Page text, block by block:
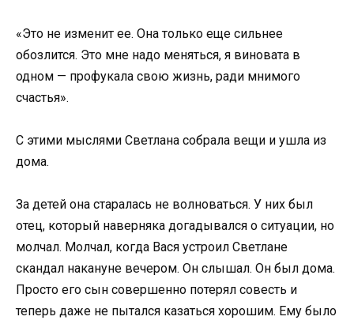
«Это не изменит ее. Она только еще сильнее
обозлится. Это мне надо меняться, я виновата в
одном — профукала свою жизнь, ради мнимого
счастья».
С этими мыслями Светлана собрала вещи и ушла из
дома.
За детей она старалась не волноваться. У них был
отец, который наверняка догадывался о ситуации, но
молчал. Молчал, когда Вася устроил Светлане
скандал накануне вечером. Он слышал. Он был дома.
Просто его сын совершенно потерял совесть и
теперь даже не пытался казаться хорошим. Ему было